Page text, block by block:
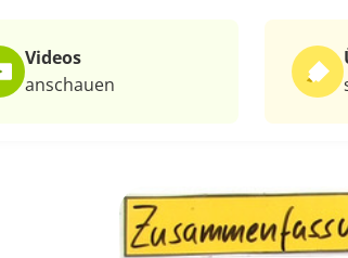
Videos
anschauen